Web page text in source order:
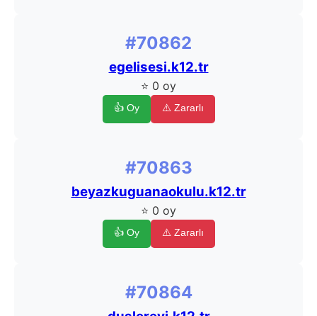
#70862
egelisesi.k12.tr
⭐ 0 oy
👍 Oy ⚠️ Zararlı
#70863
beyazkuguanaokulu.k12.tr
⭐ 0 oy
👍 Oy ⚠️ Zararlı
#70864